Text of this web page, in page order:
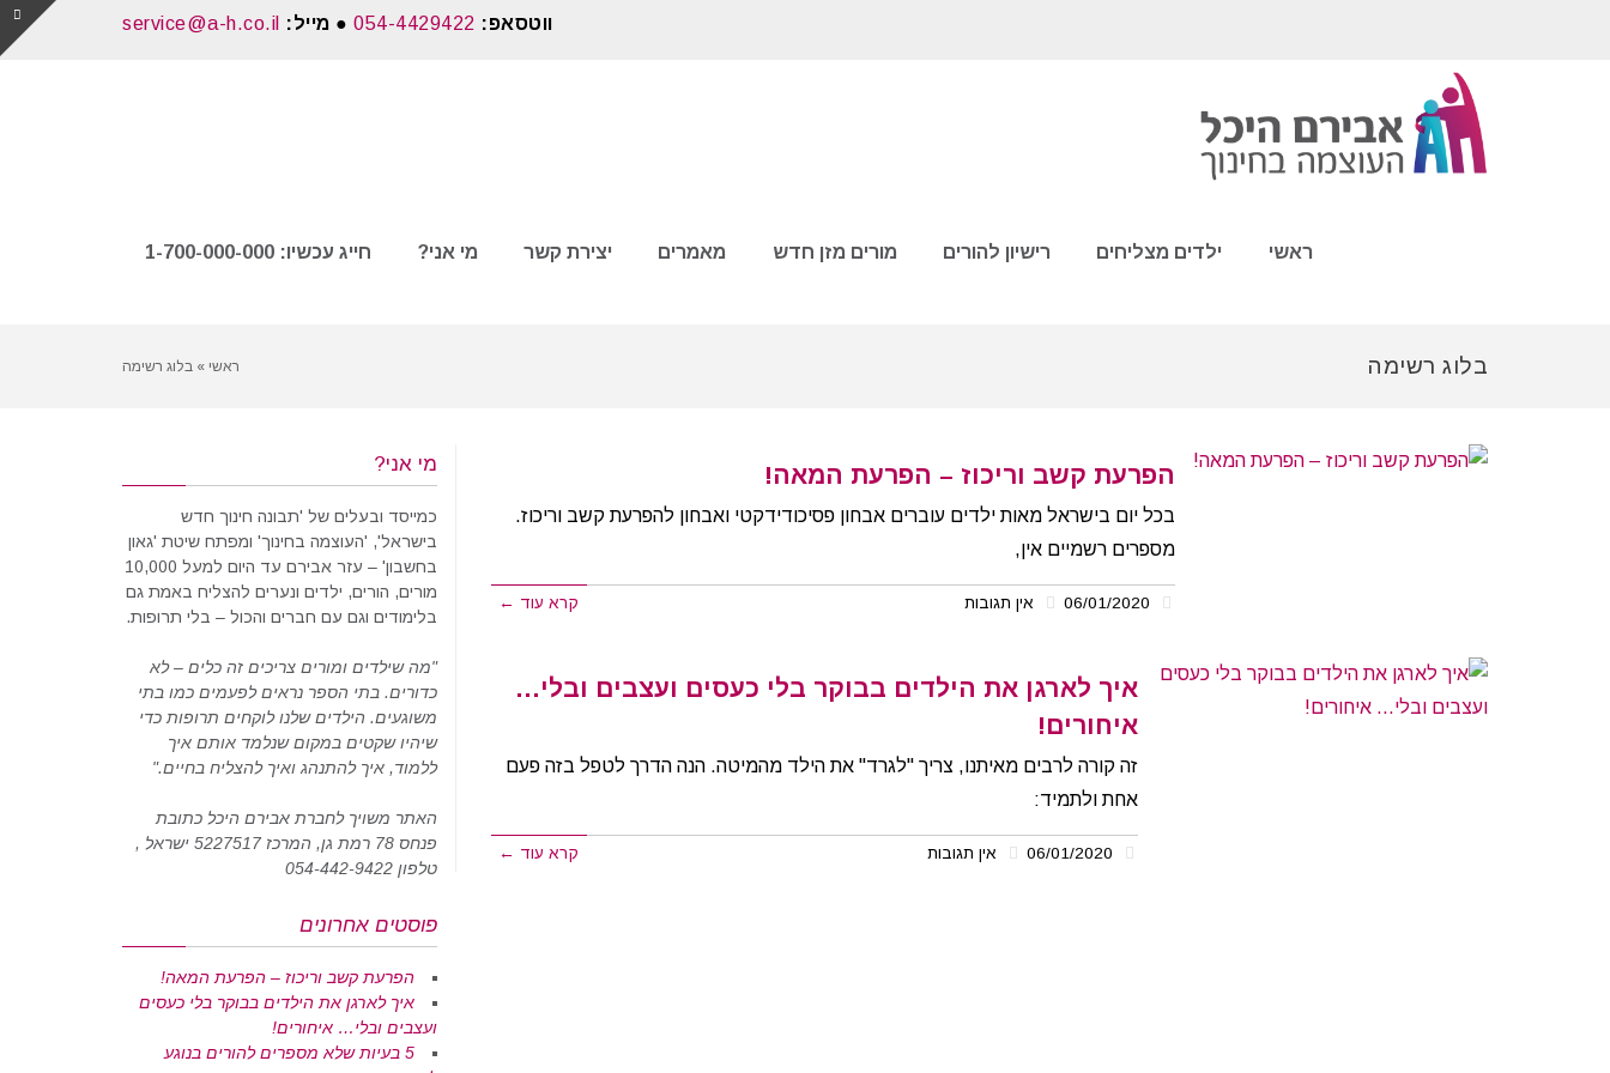
ווטסאפ: 054-4429422 ● מייל: service@a-h.co.il
ראשי ילדים מצליחים רישיון להורים מורים מזן חדש מאמרים יצירת קשר מי אני? חייג עכשיו: 1-700-000-000
בלוג רשימה ראשי » בלוג רשימה
הפרעת קשב וריכוז – הפרעת המאה!
בכל יום בישראל מאות ילדים עוברים אבחון פסיכודידקטי ואבחון להפרעת קשב וריכוז.
מספרים רשמיים אין,
אין תגובות קרא עוד ←
איך לארגן את הילדים בבוקר בלי כעסים ועצבים ובלי…
איחורים!
זה קורה לרבים מאיתנו, צריך "לגרד" את הילד מהמיטה. הנה הדרך לטפל בזה פעם
אחת ולתמיד:
אין תגובות קרא עוד ←
מי אני?
כמייסד ובעלים של 'תבונה חינוך חדש
בישראל', 'העוצמה בחינוך' ומפתח שיטת 'גאון
בחשבון' – עזר אבירם עד היום למעל 10,000
מורים, הורים, ילדים ונערים להצליח באמת גם
בלימודים וגם עם חברים והכול – בלי תרופות.
"מה שילדים ומורים צריכים זה כלים – לא
כדורים. בתי הספר נראים לפעמים כמו בתי
משוגעים. הילדים שלנו לוקחים תרופות כדי
שיהיו שקטים במקום שנלמד אותם איך
ללמוד, איך להתנהג ואיך להצליח בחיים."
האתר משויך לחברת אבירם היכל כתובת
פנחס 78 רמת גן, המרכז 5227517 ישראל ,
טלפון 054-442-9422
פוסטים אחרונים
הפרעת קשב וריכוז – הפרעת המאה!
איך לארגן את הילדים בבוקר בלי כעסים
ועצבים ובלי… איחורים!
5 בעיות שלא מספרים להורים בנוגע